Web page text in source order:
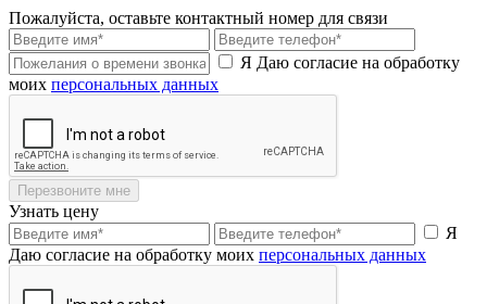
Пожалуйста, оставьте контактный номер для связи
Я Даю согласие на обработку
моих персональных данных
Перезвоните мне
Узнать цену
Я
Даю согласие на обработку моих персональных данных